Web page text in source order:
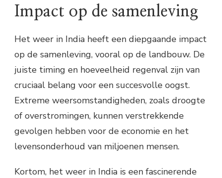
Impact op de samenleving
Het weer in India heeft een diepgaande impact
op de samenleving, vooral op de landbouw. De
juiste timing en hoeveelheid regenval zijn van
cruciaal belang voor een succesvolle oogst.
Extreme weersomstandigheden, zoals droogte
of overstromingen, kunnen verstrekkende
gevolgen hebben voor de economie en het
levensonderhoud van miljoenen mensen.
Kortom, het weer in India is een fascinerende